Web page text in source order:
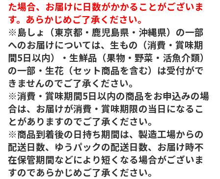
た場合、お届けに日数がかかることがございま
す。あらかじめご了承ください。
※島しょ（東京都・鹿児島県・沖縄県）の一部
へのお届けについては、生もの（消費・賞味期
間5日以内）・生鮮品（果物・野菜・活魚介類）
の一部・生花（セット商品を含む）は受付がで
きませんのでご了承ください。
※消費・賞味期間5日以内の商品をお申込みの場
合は、お届けが消費・賞味期限の当日になるこ
とがありますのでご了承ください。
※商品到着後の日持ち期間は、製造工場からの
配送日数、ゆうパックの配送日数、お届け時不
在保管期間などにより短くなる場合がございま
すのであらかじめご了承ください。